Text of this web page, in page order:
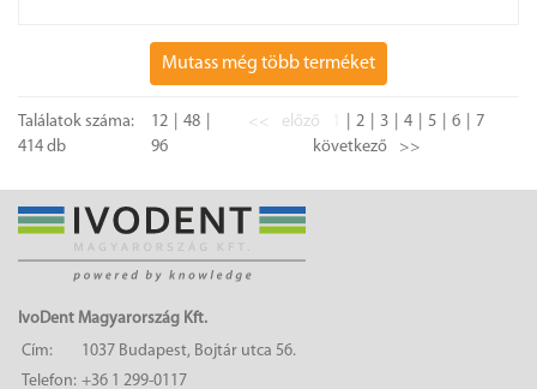
Mutass még több terméket
Találatok száma:
414 db
12
48
96
<< előző 2 3 4 5 6
7
következő
>>
IvoDent Magyarország Kft.
Cím:
1037 Budapest, Bojtár utca 56.
Telefon: +36 1 299-0117